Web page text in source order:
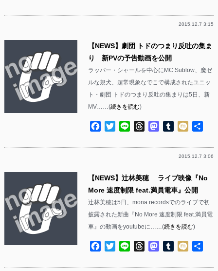
2015.12.7 3:15
【NEWS】劇団 トドのつまり反吐の集ま
り 新PVの予告動画を公開
ラッパー・シャールを中心にMC Sublow、魔ゼ
ルな規犬、超常現象なでこで構成されたユニッ
ト・劇団 トドのつまり反吐の集まりは5日、新
MV……(続きを読む)
Facebook
TwitterLine ThreadsMastodon
Tumblr
Mixi
2015.12.7 3:06
【NEWS】辻林美穂 ライブ映像『No
More 速度制限 feat.満員電車』公開
辻林美穂は5日、mona recordsでのライブで初
披露された新曲『No More 速度制限 feat.満員電
車』の動画をyoutubeに……(続きを読む)
Facebook
TwitterLine ThreadsMastodon
Tumblr
Mixi